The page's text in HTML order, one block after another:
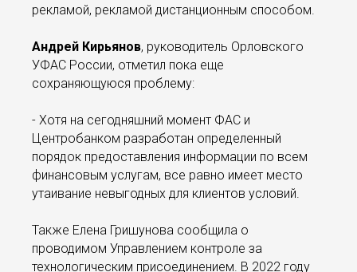
рекламой, рекламой дистанционным способом.
Андрей Кирьянов, руководитель Орловского
УФАС России, отметил пока еще
сохраняющуюся проблему:
- Хотя на сегодняшний момент ФАС и
Центробанком разработан определенный
порядок предоставления информации по всем
финансовым услугам, все равно имеет место
утаивание невыгодных для клиентов условий.
Также Елена Гришунова сообщила о
проводимом Управлением контроле за
технологическим присоединением. В 2022 году